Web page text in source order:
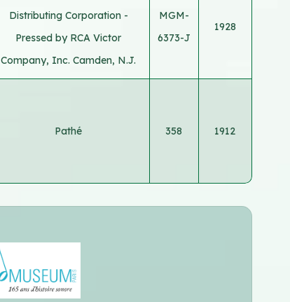
Distributing Corporation -
Pressed by RCA Victor
Company, Inc. Camden, N.J.
MGM-
6373-J
1928
Pathé 358 1912